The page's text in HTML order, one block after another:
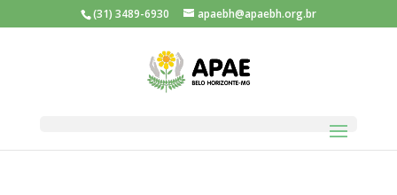
(31) 3489-6930 apaebh@apaebh.org.br